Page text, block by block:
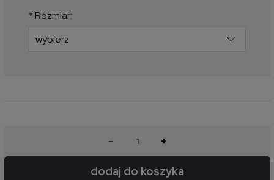
* Rozmiar:
- +
dodaj do koszyka